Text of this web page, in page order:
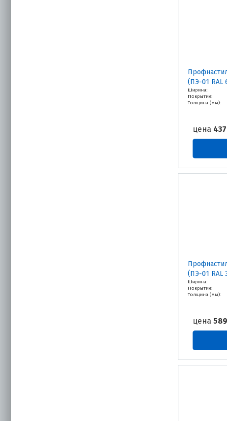
(ПЭ-01 RAL
Ширина:
Покрытие:
Толщина (мм):
цена 437
(ПЭ-01 RAL
Ширина:
Покрытие:
Толщина (мм):
цена 589